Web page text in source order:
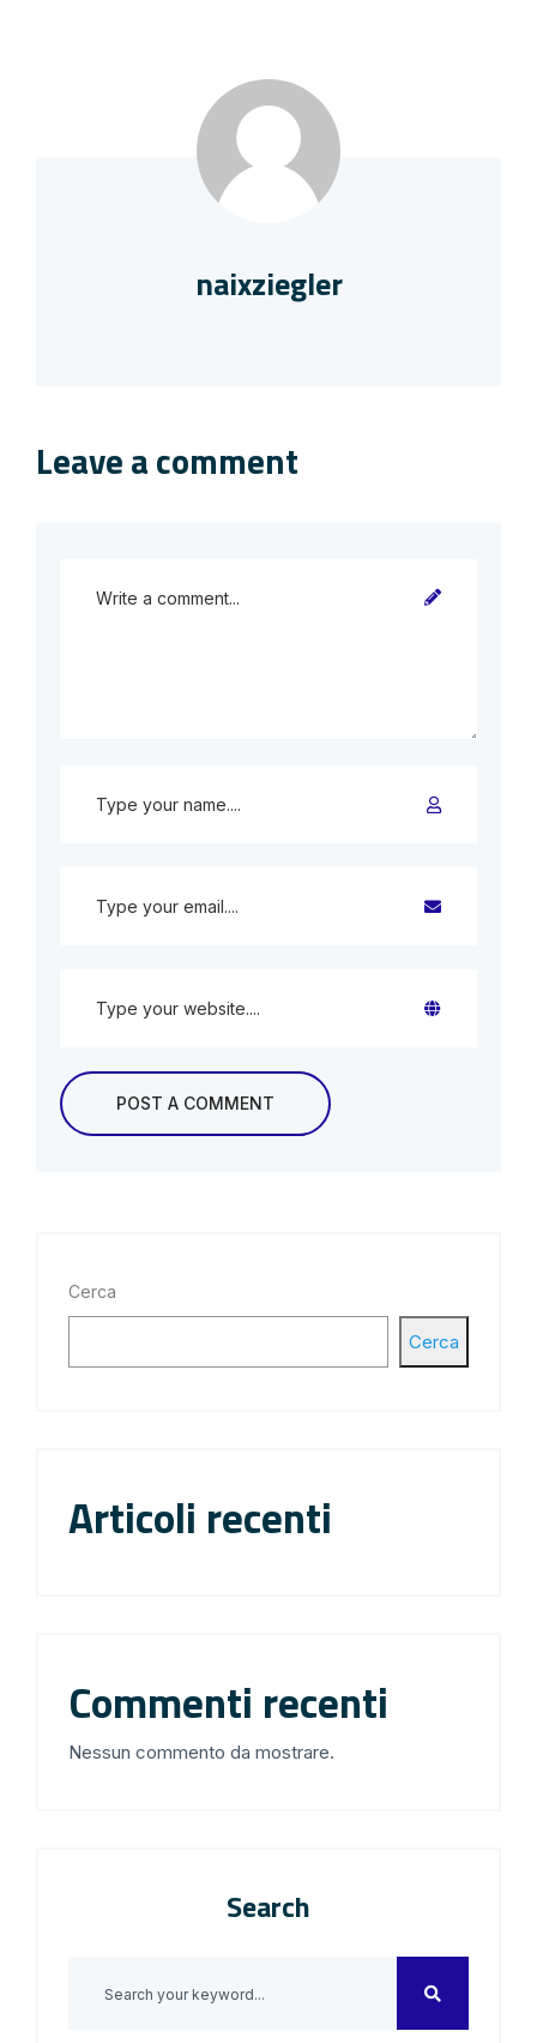
naixziegler
Leave a comment
Cerca
Cerca
Articoli recenti
Commenti recenti
Nessun commento da mostrare.
Search